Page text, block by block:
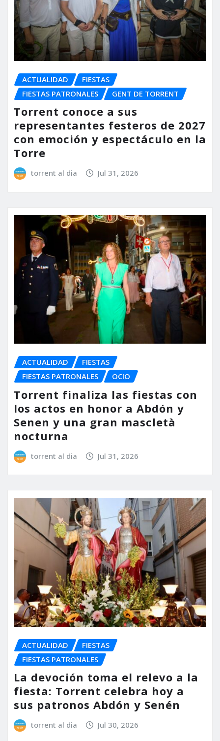
ACTUALIDAD
FIESTAS
FIESTAS PATRONALES
GENT DE TORRENT
Torrent conoce a sus
representantes festeros de 2027
con emoción y espectáculo en la
Torre
torrent al dia Jul 31, 2026
ACTUALIDAD
FIESTAS
FIESTAS PATRONALES
OCIO
Torrent finaliza las fiestas con
los actos en honor a Abdón y
Senen y una gran mascletà
nocturna
torrent al dia Jul 31, 2026
ACTUALIDAD
FIESTAS
FIESTAS PATRONALES
La devoción toma el relevo a la
fiesta: Torrent celebra hoy a
sus patronos Abdón y Senén
torrent al dia Jul 30, 2026